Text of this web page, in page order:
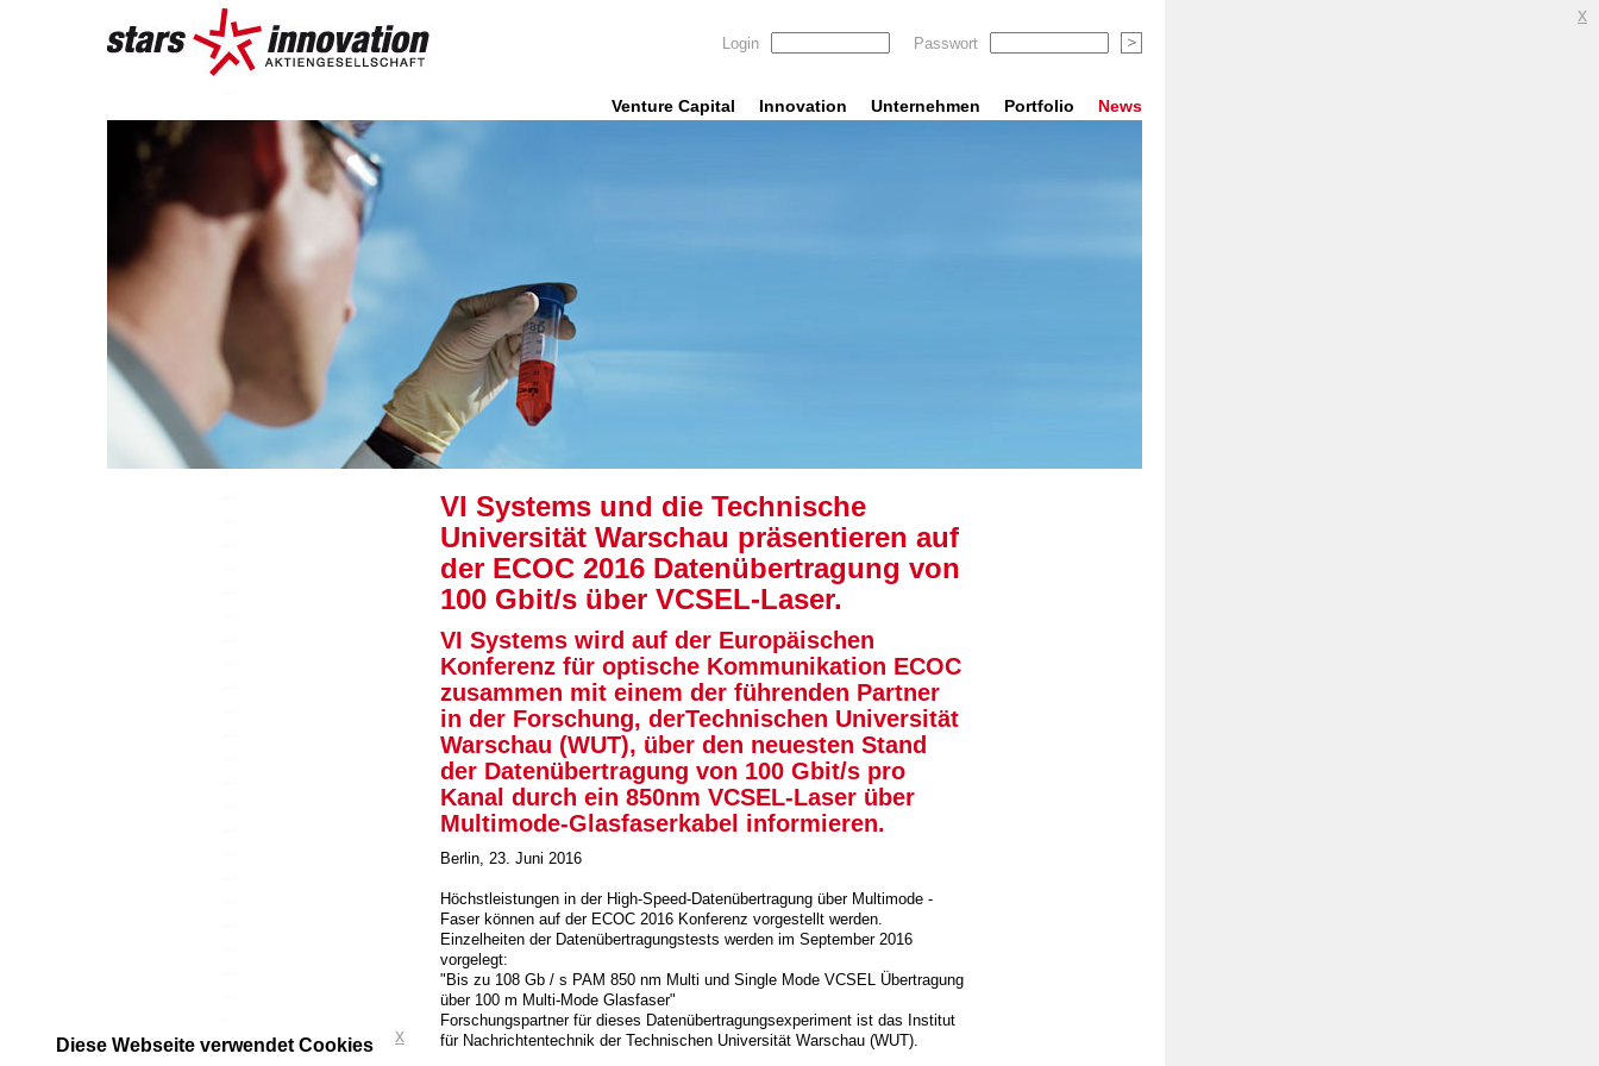
Login Passwort
Venture Capital Innovation Unternehmen Portfolio News
VI Systems und die Technische
Universität Warschau präsentieren auf
der ECOC 2016 Datenübertragung von
100 Gbit/s über VCSEL-Laser.
VI Systems wird auf der Europäischen
Konferenz für optische Kommunikation ECOC
zusammen mit einem der führenden Partner
in der Forschung, derTechnischen Universität
Warschau (WUT), über den neuesten Stand
der Datenübertragung von 100 Gbit/s pro
Kanal durch ein 850nm VCSEL-Laser über
Multimode-Glasfaserkabel informieren.
Berlin, 23. Juni 2016
Höchstleistungen in der High-Speed-Datenübertragung über Multimode -
Faser können auf der ECOC 2016 Konferenz vorgestellt werden.
Einzelheiten der Datenübertragungstests werden im September 2016
vorgelegt:
"Bis zu 108 Gb / s PAM 850 nm Multi und Single Mode VCSEL Übertragung
über 100 m Multi-Mode Glasfaser"
Forschungspartner für dieses Datenübertragungsexperiment ist das Institut
für Nachrichtentechnik der Technischen Universität Warschau (WUT).
Diese Webseite verwendet Cookies x
x